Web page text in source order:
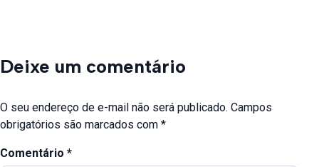
Deixe um comentário
O seu endereço de e-mail não será publicado. Campos
obrigatórios são marcados com *
Comentário *